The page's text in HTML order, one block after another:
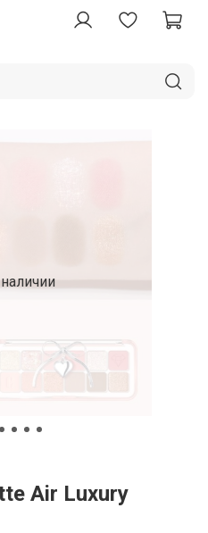
Air Luxury